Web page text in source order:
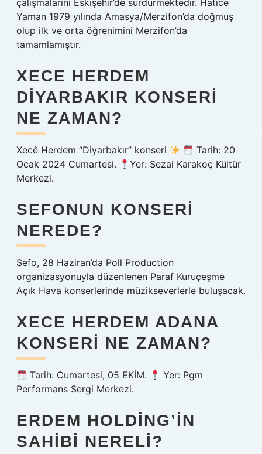
çalışmalarını Eskişehir’de sürdürmektedir. Hatice
Yaman 1979 yılında Amasya/Merzifon’da doğmuş
olup ilk ve orta öğrenimini Merzifon’da
tamamlamıştır.
XECE HERDEM
DIYARBAKIR KONSERI
NE ZAMAN?
Xecê Herdem “Diyarbakır” konseri
Tarih: 20
Ocak 2024 Cumartesi.
Yer: Sezai Karakoç Kültür
Merkezi.
SEFONUN KONSERI
NEREDE?
Sefo, 28 Haziran’da Poll Production
organizasyonuyla düzenlenen Paraf Kuruçeşme
Açık Hava konserlerinde müzikseverlerle buluşacak.
XECE HERDEM ADANA
KONSERI NE ZAMAN?
Tarih: Cumartesi, 05 EKİM.
Yer: Pgm
Performans Sergi Merkezi.
ERDEM HOLDING’IN
SAHIBI NERELI?